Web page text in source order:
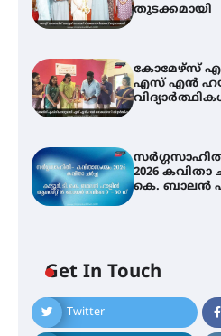
തുടക്കമായി
കോമേഴ്സ്
എസ് എൻ
2026 കവിതാ
കെ. ബാലൻ
Get In Touch
Twitter